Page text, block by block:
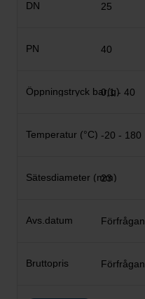
25
40
0,1 - 40
-20 - 180
23
Förfrågan
Förfrågan